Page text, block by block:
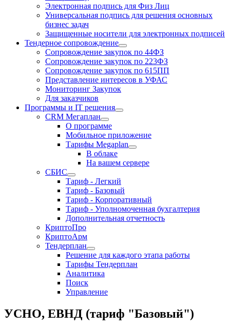
Электронная подпись для Физ Лиц
Универсальная подпись для решения основных
бизнес задач
Защищенные носители для электронных подписей
Тендерное сопровождение
Сопровождение закупок по 44ФЗ
Сопровождение закупок по 223ФЗ
Сопровождение закупок по 615ПП
Представление интересов в УФАС
Мониторинг Закупок
Для заказчиков
Программы и IT решения
CRM Мегаплан
О программе
Мобильное приложение
Тарифы Megaplan
В облаке
На вашем сервере
СБИС
Тариф - Легкий
Тариф - Базовый
Тариф - Корпоративный
Тариф - Уполномоченная бухгалтерия
Дополнительная отчетность
КриптоПро
КриптоАрм
Тендерплан
Решение для каждого этапа работы
Тарифы Тендерплан
Аналитика
Поиск
Управление
УСНО, ЕВНД (тариф "Базовый")